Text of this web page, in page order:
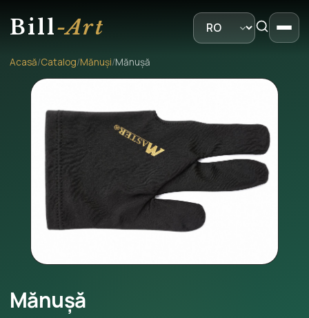
Bill-Art
Acasă/Catalog/Mănuși/Mănușă
Mănușă